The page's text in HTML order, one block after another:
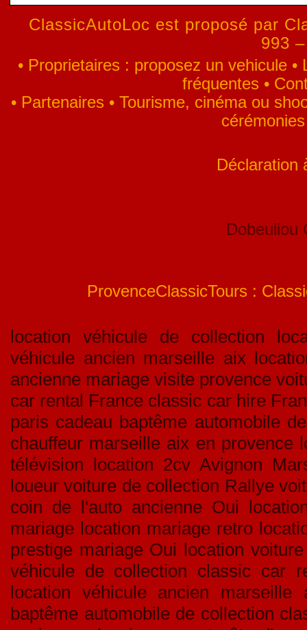
ClassicAutoLoc est proposé par
993
• Proprietaires : proposez un vehicule•
fréquentes •
• Partenaires • Tourisme, cinéma ou
cérémonies
Déclaration
Dobeuliou
ProvenceClassicTours :
location véhicule de collection
véhicule ancien marseille aix
ancienne mariage visite provence
car rental France classic car hire
paris cadeau baptême automobile
chauffeur marseille aix en provence
télévision location 2cv Avignon
loueur voiture de collection Rallye
coin de l'auto ancienne Oui
mariage location mariage retro
prestige mariage Oui location
véhicule de collection classic car
location véhicule ancien
baptême automobile de collection